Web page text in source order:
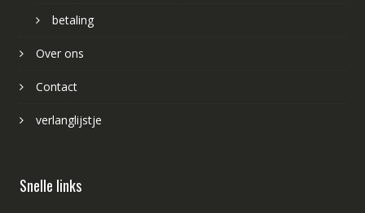
betaling
Over ons
Contact
verlanglijstje
Snelle links